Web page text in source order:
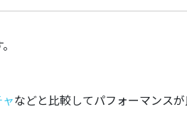
などと比較してパフォーマンス